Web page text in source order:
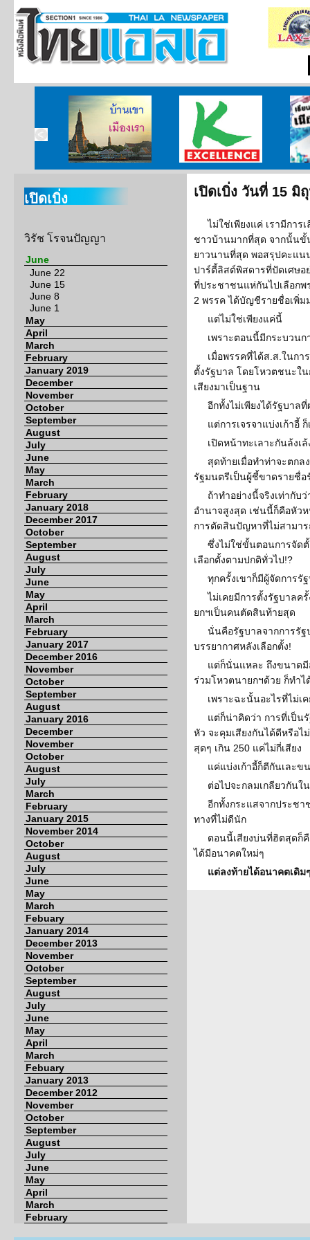
บ้านเขา เมืองเรา ศูนย์วิจัยกสิกรไทย เรีย
เปิดเบิ่ง
วิรัช โรจนปัญญา
June
June 22
June 15
June 8
June 1
May
April
March
February
January 2019
December
November
October
September
August
July
June
May
March
February
January 2018
December 2017
October
September
August
July
June
May
April
March
February
January 2017
December 2016
November
October
September
August
January 2016
December
November
October
August
July
March
February
January 2015
November 2014
October
August
July
June
May
March
Febuary
January 2014
December 2013
November
October
September
August
July
June
May
April
March
Febuary
January 2013
December 2012
November
October
September
August
July
June
May
April
March
February
เปิดเบิ่ง วันที่ 15 มิ
ไม่ใช่เพียงแค่ เรามีการ
ชาวบ้านมากที่สุด จากนั้นขั้
ยาวนานที่สุด พอสรุปคะแน
ปาร์ตี้ลิสต์พิสดารที่ปัดเศษอ
ที่ประชาชนแห่กันไปเลือกพ
2 พรรค ได้บัญชีรายชื่อเพิ่ม
แต่ไม่ใช่เพียงแค่นี้
เพราะตอนนี้มีกระบวน
เมื่อพรรคที่ได้ส.ส.ในกา
ตั้งรัฐบาล โดยโหวตชนะใ
เสียงมาเป็นฐาน
อีกทั้งไม่เพียงได้รัฐบาล
แต่การเจรจาแบ่งเก้าอี้
เปิดหน้าทะเลาะกันล้งเล้
สุดท้ายเมื่อทำท่าจะตกล
รัฐมนตรีเป็นผู้ชี้ขาดรายชื่อ
ถ้าทำอย่างนี้จริงเท่ากับ
อำนาจสูงสุด เช่นนี้ก็คือหัว
การตัดสินปัญหาที่ไม่สามาร
ซึ่งไม่ใช่ขั้นตอนการจัดตั้
เลือกตั้งตามปกติทั่วไป!?
ทุกครั้งเขาก็มีผู้จัดการรั
ไม่เคยมีการตั้งรัฐบาลค
ยกฯเป็นคนตัดสินท้ายสุด
นั่นคือรัฐบาลจากการรั
บรรยากาศหลังเลือกตั้ง!
แต่ก็นั่นแหละ ถึงขนาดมี
ร่วมโหวตนายกฯด้วย ก็ทำไ
เพราะฉะนั้นอะไรที่ไม่เ
แต่ก็น่าคิดว่า การที่เป็น
หัว จะคุมเสียงกันได้ดีหรือ
สุดๆ เกิน 250 แค่ไม่กี่เสียง
แค่แบ่งเก้าอี้ก็ตีกันเละข
ต่อไปจะกลมเกลียวกันใ
อีกทั้งกระแสจากประช
ทางที่ไม่ดีนัก
ตอนนี้เสียงบ่นที่ฮิตสุดก็คื
ได้มีอนาคตใหม่ๆ
แต่ลงท้ายได้อนาคตเดิม